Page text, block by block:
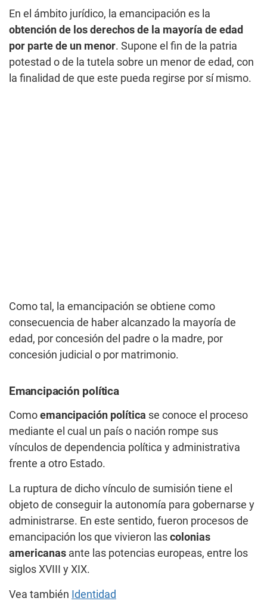
En el ámbito jurídico, la emancipación es la
obtención de los derechos de la mayoría de edad
por parte de un menor. Supone el fin de la patria
potestad o de la tutela sobre un menor de edad, con
la finalidad de que este pueda regirse por sí mismo.
Como tal, la emancipación se obtiene como
consecuencia de haber alcanzado la mayoría de
edad, por concesión del padre o la madre, por
concesión judicial o por matrimonio.
Emancipación política
Como emancipación política se conoce el proceso
mediante el cual un país o nación rompe sus
vínculos de dependencia política y administrativa
frente a otro Estado.
La ruptura de dicho vínculo de sumisión tiene el
objeto de conseguir la autonomía para gobernarse y
administrarse. En este sentido, fueron procesos de
emancipación los que vivieron las colonias
americanas ante las potencias europeas, entre los
siglos XVIII y XIX.
Vea también Identidad